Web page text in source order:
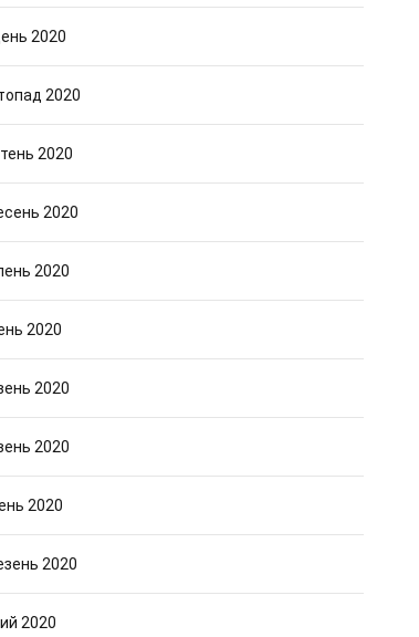
2020
2020
2020
2020
2020
2020
2020
2020
2020
2020
2020